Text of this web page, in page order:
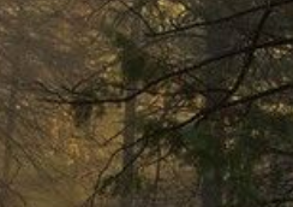
та доставка